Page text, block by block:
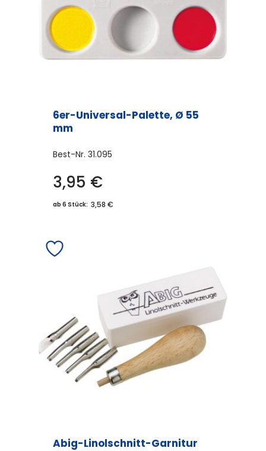
6er-Universal-Palette, Ø 55
mm
Best-Nr. 31.095
3,95 €
ab 6 Stück: 3,58 €
Abig-Linolschnitt-Garnitur